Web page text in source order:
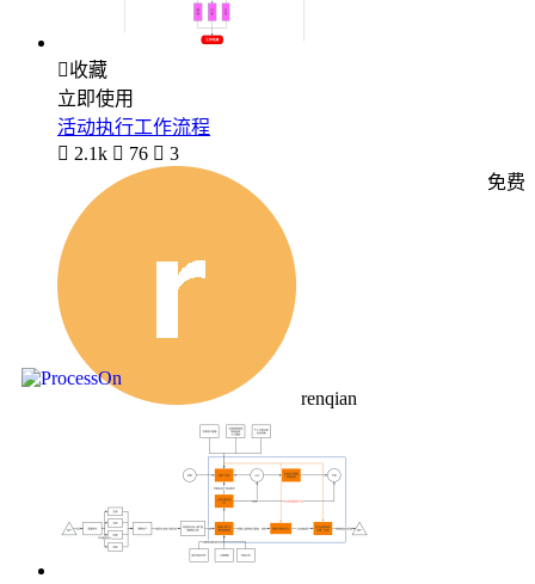
收藏
立即使用
活动执行工作流程
 2.1k  76  3
renqian
免费